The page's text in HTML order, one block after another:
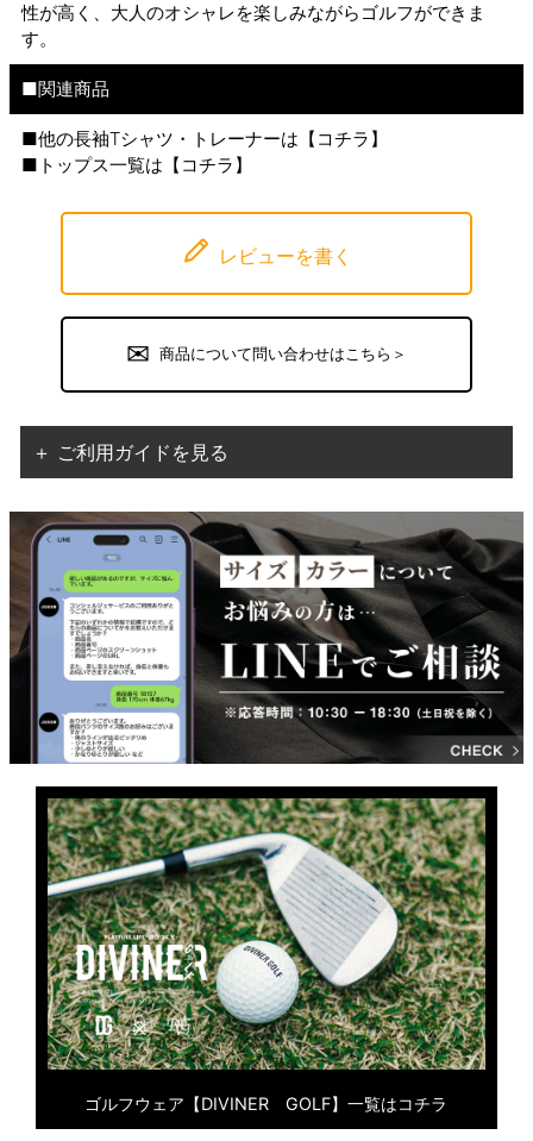
性が高く、大人のオシャレを楽しみながらゴルフができま
す。
■関連商品
■他の長袖Tシャツ・トレーナーは【 コチラ 】
■トップス一覧は【 コチラ 】
レビューを書く
商品について問い合わせはこちら＞
＋ ご利用ガイドを見る
ゴルフウェア【DIVINER GOLF】一覧はコチラ